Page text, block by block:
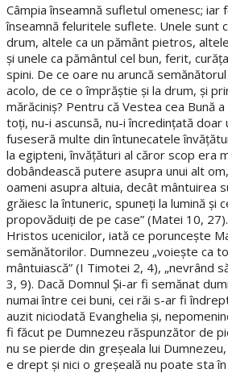
Câmpia înseamnă sufletul omenesc; iar
înseamnă feluritele suflete. Unele sunt
drum, altele ca un pământ pietros,
şi unele ca pământul cel bun, ferit,
spini. De ce oare nu aruncă
acolo, de ce o împrăştie şi la drum, şi
mărăciniş? Pentru că Vestea cea Bună
toţi, nu-i ascunsă, nu-i încredinţată doar
fuseseră multe din întunecatele
la egipteni, învăţături al căror scop era
dobândească putere asupra unui alt
oameni asupra altuia, decât mântuirea
grăiesc la întuneric, spuneţi la lumină şi
propovăduiţi de pe case” (Matei 10,
Hristos ucenicilor, iată ce porunceşte
semănătorilor. Dumnezeu „voieşte ca
mântuiască” (I Timotei 2, 4), „nevrând
3, 9). Dacă Domnul Şi-ar fi semănat
numai între cei buni, cei răi s-ar fi
auzit niciodată Evanghelia şi,
fi făcut pe Dumnezeu răspunzător de
nu se pierde din greşeala lui
e drept şi nici o greşeală nu poate sta